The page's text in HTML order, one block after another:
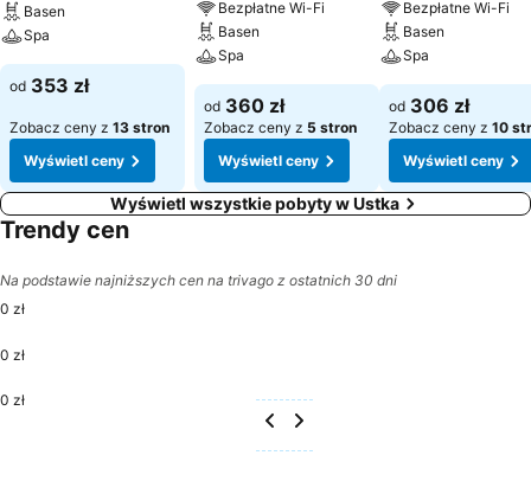
Basen
Spa
od 353 zł
Zobacz ceny z 13 stron
Wyświetl ceny
Bezpłatne Wi-Fi
Basen
Spa
od 360 zł
Zobacz ceny z 5 stron
Wyświetl ceny
Bezpłatne Wi-Fi
Basen
Spa
od 306 zł
Zobacz ceny z 10
Wyświetl ceny
Wyświetl wszystkie pobyty w Ustka
Trendy cen
Na podstawie najniższych cen na trivago z ostatnich 30 dni
0 zł
0 zł
0 zł